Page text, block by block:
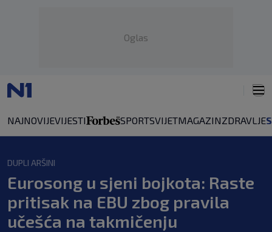
Oglas
NAJNOVIJEVIJESTI SPORTSVIJETMAGAZINZDRAVLJE
DUPLI ARŠINI
Eurosong u sjeni bojkota: Raste
pritisak na EBU zbog pravila
učešća na takmičenju